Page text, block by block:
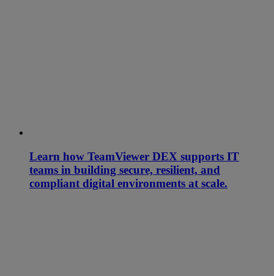
Learn how TeamViewer DEX supports IT
teams in building secure, resilient, and
compliant digital environments at scale.